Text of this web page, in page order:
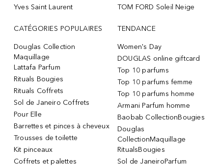
Yves Saint Laurent
TOM FORD Soleil Neige
CATÉGORIES POPULAIRES
Douglas Collection
Maquillage
Lattafa Parfum
Rituals Bougies
Rituals Coffrets
Sol de Janeiro Coffrets
Pour Elle
Barrettes et pinces à cheveux
Trousses de toilette
Kit pinceaux
Coffrets et palettes
TENDANCE
Women's Day
DOUGLAS online giftcard
Top 10 parfums
Top 10 parfums femme
Top 10 parfums homme
Armani Parfum homme
Baobab CollectionBougies
Douglas
CollectionMaquillage
RitualsBougies
Sol de JaneiroParfum